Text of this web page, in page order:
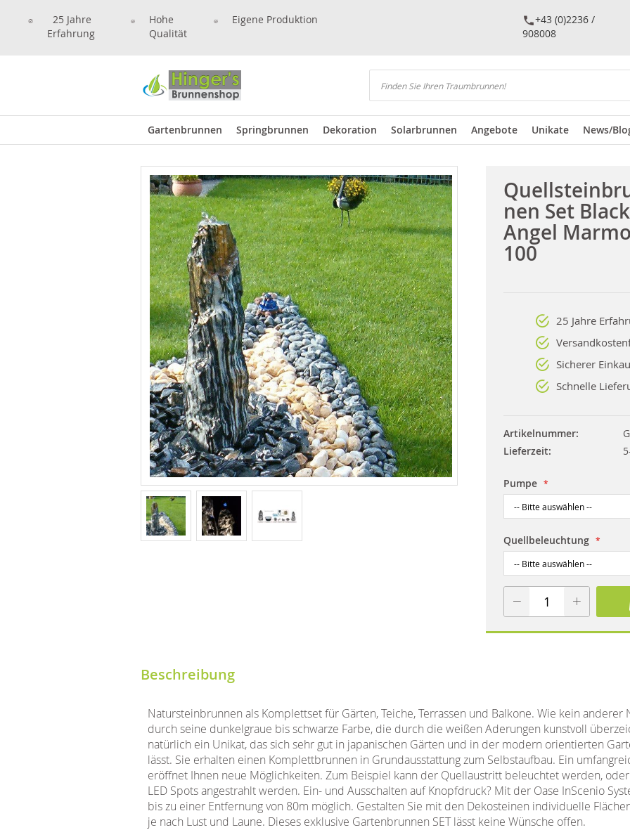
25 Jahre
Erfahrung
Hohe
Qualität
Eigene Produktion
+43 (0)2236 /
908008
Suchen
Gartenbrunnen Springbrunnen Dekoration Solarbrunnen Angebote Unikate News/
nen Set Black
Angel
100
25 Jahre
Sicherer
Schnelle
Artikelnummer
Lieferzeit
Pumpe
Quellbeleuchtung
Beschreibung
Natursteinbrunnen als Komplettset für Gärten, Teiche, Terrassen und Balkone. Wie kein
durch seine dunkelgraue bis schwarze Farbe, die durch die weißen Aderungen kunstvoll
natürlich ein Unikat, das sich sehr gut in japanischen Gärten und in der modern orientierten
lässt. Sie erhalten einen Komplettbrunnen in Grundausstattung zum Selbstaufbau. Ein
eröffnet Ihnen neue Möglichkeiten. Zum Beispiel kann der Quellaustritt beleuchtet werden,
LED Spots angestrahlt werden. Ein- und Ausschalten auf Knopfdruck? Mit der Oase InScenio
bis zu einer Entfernung von 80m möglich. Gestalten Sie mit den Dekosteinen individuelle
je nach Lust und Laune. Dieses exklusive Gartenbrunnen SET lässt keine Wünsche offen.